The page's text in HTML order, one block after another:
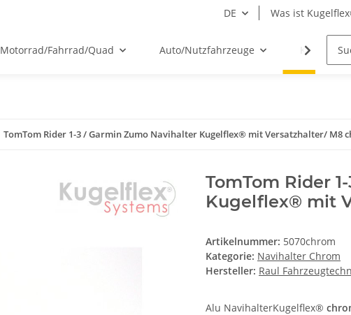
DE Was ist
Motorrad/Fahrrad/Quad Auto/Nutzfahrzeuge
TomTom Rider 1-3 / Garmin Zumo Navihalter Kugelflex® mit Versatzhalter/ M8
TomTom Rider
Kugelflex® mit
Artikelnummer: 5070chrom
Kategorie: Navihalter Chrom
Hersteller: Raul
Alu NavihalterKugelflex®